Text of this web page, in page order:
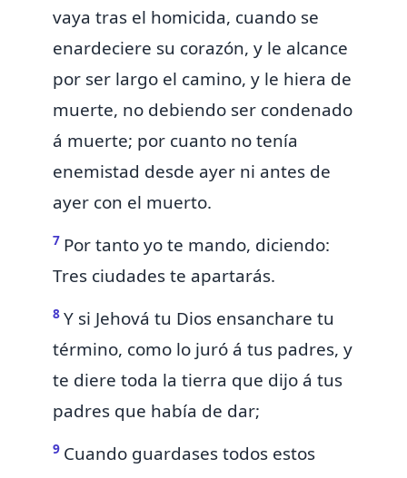
vaya tras el homicida, cuando se
enardeciere su corazón, y le alcance
por ser largo el camino, y le hiera de
muerte, no debiendo ser condenado
á muerte; por cuanto no tenía
enemistad desde ayer ni antes de
ayer con el muerto.
7 Por tanto yo te mando, diciendo:
Tres ciudades te apartarás.
8 Y si Jehová tu Dios ensanchare tu
término, como lo juró á tus padres, y
te diere toda la tierra que dijo á tus
padres que había de dar;
9 Cuando guardases todos estos